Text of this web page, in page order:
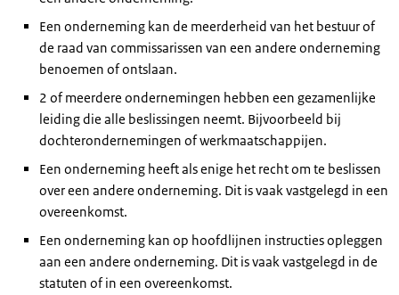
Een onderneming kan de meerderheid van het bestuur of
de raad van commissarissen van een andere onderneming
benoemen of ontslaan.
2 of meerdere ondernemingen hebben een gezamenlijke
leiding die alle beslissingen neemt. Bijvoorbeeld bij
dochterondernemingen of werkmaatschappijen.
Een onderneming heeft als enige het recht om te beslissen
over een andere onderneming. Dit is vaak vastgelegd in een
overeenkomst.
Een onderneming kan op hoofdlijnen instructies opleggen
aan een andere onderneming. Dit is vaak vastgelegd in de
statuten of in een overeenkomst.